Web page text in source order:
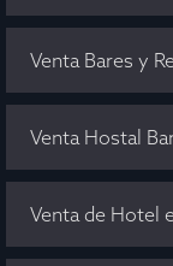
Venta Bares y
Venta Hostal
Venta de Hotel